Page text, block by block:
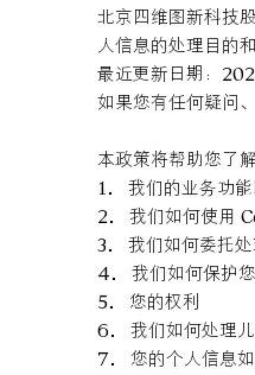
北京四维图新科技
人信息的处理目的
最近更新日期：
如果您有任何疑问
本政策将帮助您了
1．我们的业务功
2．我们如何使用
3．我们如何委托
4．我们如何保护
5．您的权利
6．我们如何处理
7．您的个人信息